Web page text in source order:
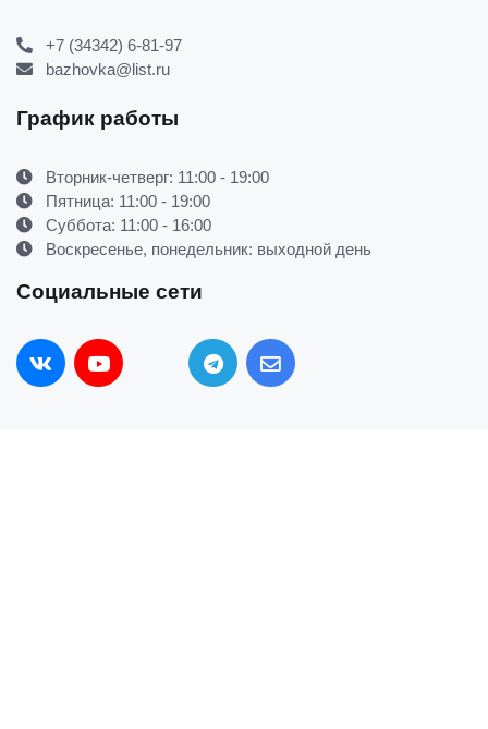
+7 (34342) 6-81-97
bazhovka@list.ru
График работы
Вторник-четверг: 11:00 - 19:00
Пятница: 11:00 - 19:00
Суббота: 11:00 - 16:00
Воскресенье, понедельник: выходной день
Социальные сети